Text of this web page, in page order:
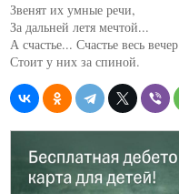
Звенят их умные речи,
За дальней летя мечтой...
А счастье... Счастье весь вечер
Стоит у них за спиной.